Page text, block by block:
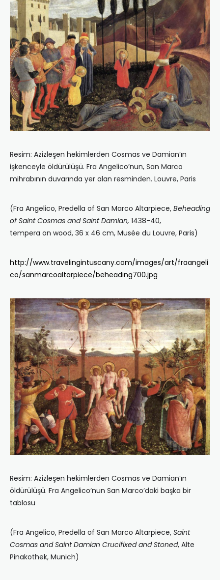
Resim: Azizleşen hekimlerden Cosmas ve Damian’ın
işkenceyle öldürülüşü. Fra Angelico’nun, San Marco
mihrabının duvarında yer alan resminden. Louvre, Paris
(Fra Angelico, Predella of San Marco Altarpiece, Beheading
of Saint Cosmas and Saint Damian, 1438-40,
tempera on wood, 36 x 46 cm, Musée du Louvre, Paris)
http://www.travelingintuscany.com/images/art/fraangeli
co/sanmarcoaltarpiece/beheading700.jpg
Resim: Azizleşen hekimlerden Cosmas ve Damian’ın
öldürülüşü. Fra Angelico’nun San Marco’daki başka bir
tablosu
(Fra Angelico, Predella of San Marco Altarpiece, Saint
Cosmas and Saint Damian Crucifixed and Stoned, Alte
Pinakothek, Munich)